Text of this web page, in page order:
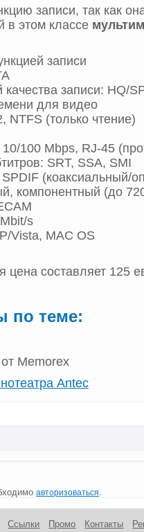
записи, так как
в этом классе
записи
записи: HQ/
для видео
NTFS (только чтение)
100 Mbps, RJ-45
SRT, SSA, SMI
(коаксиальный/
компонентный (до
s
Vista, MAC OS
цена составляет 125
по теме:
от Memorex
Antec
авторизоваться
Ссылки Промо Контакты